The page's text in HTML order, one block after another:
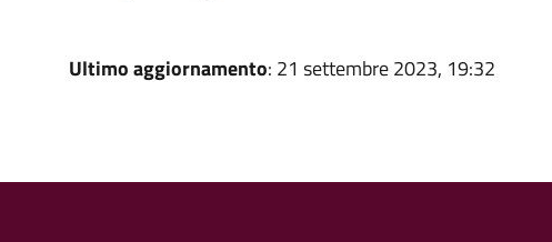
Ultimo aggiornamento: 21 settembre 2023, 19:32